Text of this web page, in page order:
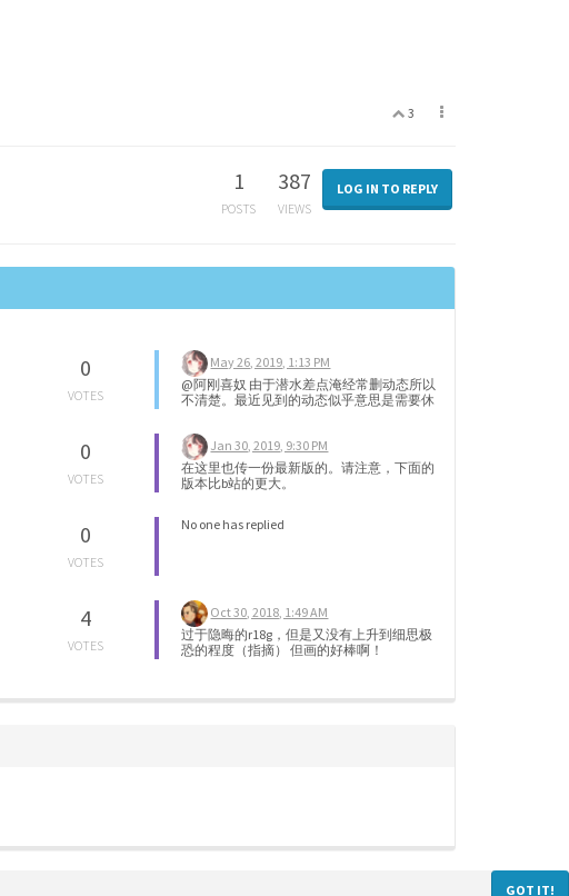
3
1
POSTS
387
VIEWS
LOG IN TO REPLY
0
VOTES
May 26, 2019, 1:13 PM
@阿刚喜奴 由于潜水差点淹经常删动态所以
不清楚。最近见到的动态似乎意思是需要休
不相干的，大概没有人乐见自己创作有时效
性的图是蹭不上热度直接速朽的。 （尤其像
我这样画得慢的，画的题材还是上个月的视
频 ）
0
VOTES
Jan 30, 2019, 9:30 PM
在这里也传一份最新版的。请注意，下面的
版本比b站的更大。
0
VOTES
No one has replied
4
VOTES
Oct 30, 2018, 1:49 AM
过于隐晦的r18g，但是又没有上升到细思极
恐的程度（指摘） 但画的好棒啊！
GOT IT!